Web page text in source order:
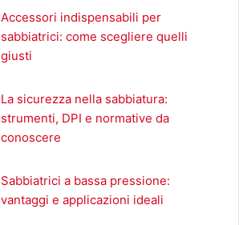
Accessori indispensabili per
sabbiatrici: come scegliere quelli
giusti
La sicurezza nella sabbiatura:
strumenti, DPI e normative da
conoscere
Sabbiatrici a bassa pressione:
vantaggi e applicazioni ideali